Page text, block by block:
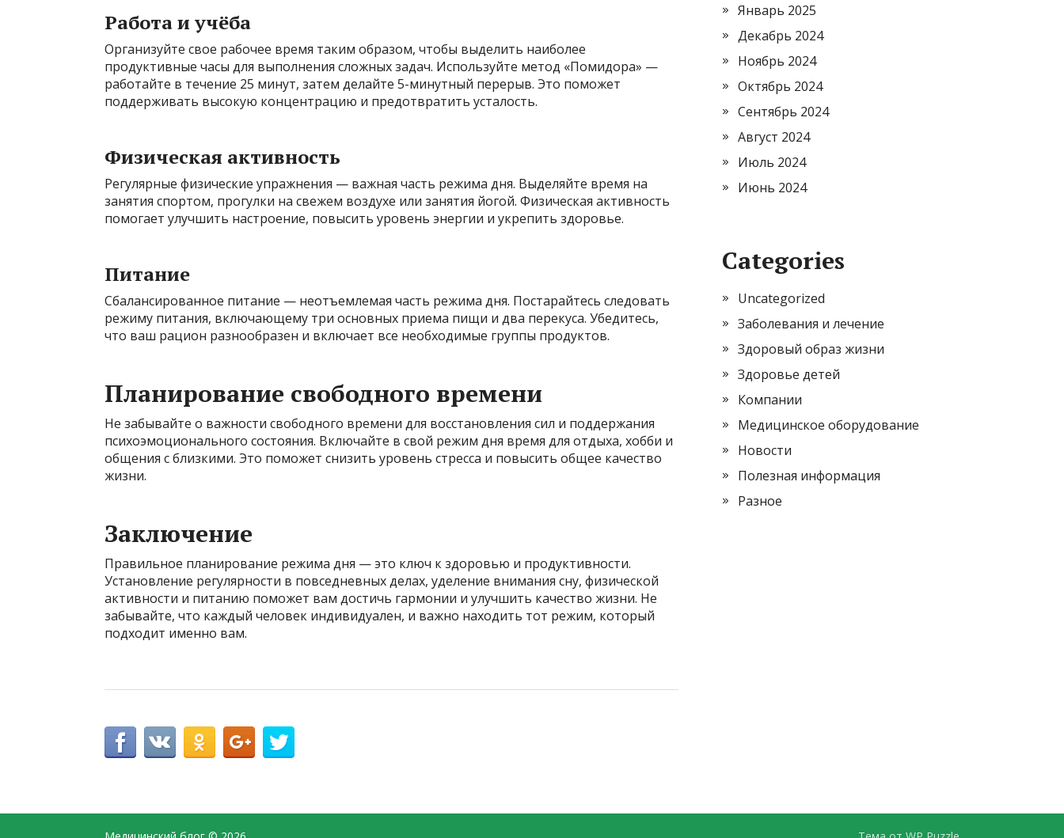
Работа и учёба
Организуйте свое рабочее время таким образом, чтобы выделить наиболее
продуктивные часы для выполнения сложных задач. Используйте метод «Помидора» —
работайте в течение 25 минут, затем делайте 5-минутный перерыв. Это поможет
поддерживать высокую концентрацию и предотвратить усталость.
Физическая активность
Регулярные физические упражнения — важная часть режима дня. Выделяйте время на
занятия спортом, прогулки на свежем воздухе или занятия йогой. Физическая активность
помогает улучшить настроение, повысить уровень энергии и укрепить здоровье.
Питание
Сбалансированное питание — неотъемлемая часть режима дня. Постарайтесь следовать
режиму питания, включающему три основных приема пищи и два перекуса. Убедитесь,
что ваш рацион разнообразен и включает все необходимые группы продуктов.
Планирование свободного времени
Не забывайте о важности свободного времени для восстановления сил и поддержания
психоэмоционального состояния. Включайте в свой режим дня время для отдыха, хобби и
общения с близкими. Это поможет снизить уровень стресса и повысить общее качество
жизни.
Заключение
Правильное планирование режима дня — это ключ к здоровью и продуктивности.
Установление регулярности в повседневных делах, уделение внимания сну, физической
активности и питанию поможет вам достичь гармонии и улучшить качество жизни. Не
забывайте, что каждый человек индивидуален, и важно находить тот режим, который
подходит именно вам.
Январь 2025
Декабрь 2024
Ноябрь 2024
Октябрь 2024
Сентябрь 2024
Август 2024
Июль 2024
Июнь 2024
Categories
Uncategorized
Заболевания и лечение
Здоровый образ жизни
Здоровье детей
Компании
Медицинское оборудование
Новости
Полезная информация
Разное